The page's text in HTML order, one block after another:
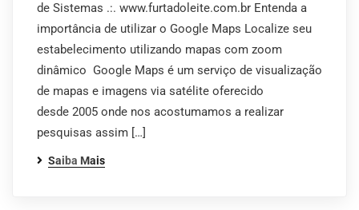
de Sistemas .:. www.furtadoleite.com.br Entenda a
importância de utilizar o Google Maps Localize seu
estabelecimento utilizando mapas com zoom
dinâmico Google Maps é um serviço de visualização
de mapas e imagens via satélite oferecido
desde 2005 onde nos acostumamos a realizar
pesquisas assim […]
Saiba Mais